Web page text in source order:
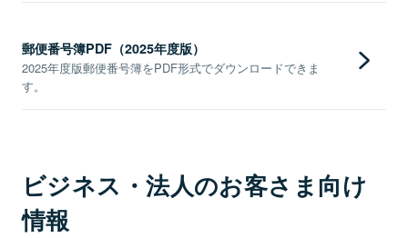
郵便番号簿PDF（2025年度版）
2025年度版郵便番号簿をPDF形式でダウンロードできま
す。
ビジネス・法人のお客さま向け
情報